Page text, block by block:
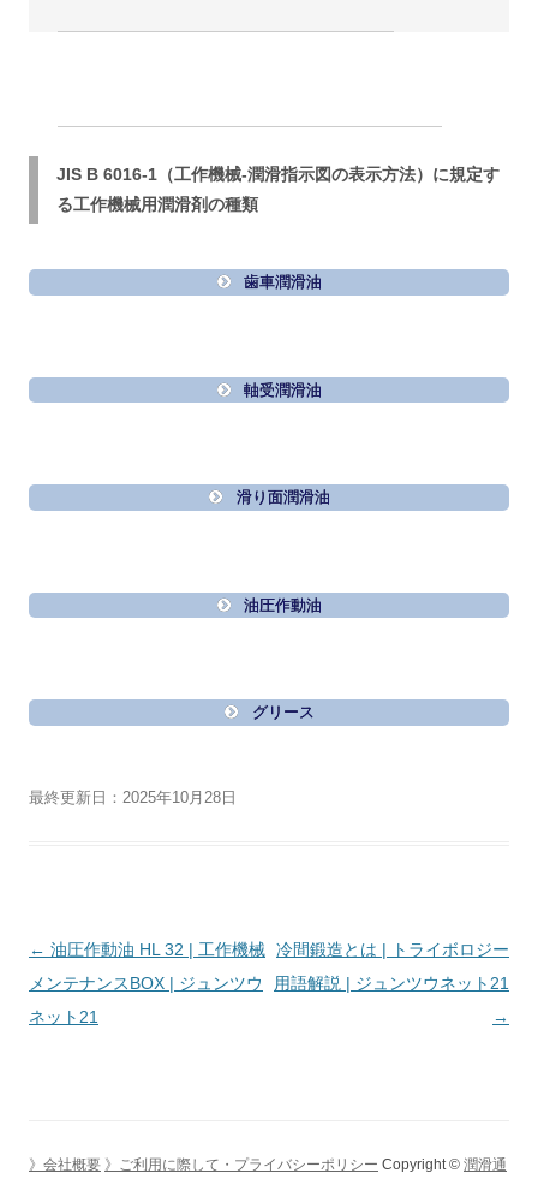
JIS B 6016-1（工作機械-潤滑指示図の表示方法）に規定す
る工作機械用潤滑剤の種類
歯車潤滑油
軸受潤滑油
滑り面潤滑油
油圧作動油
グリース
最終更新日：2025年10月28日
投
稿
ナ
← 油圧作動油 HL 32 | 工作機械
メンテナンスBOX | ジュンツウ
ネット21
冷間鍛造とは | トライボロジー
用語解説 | ジュンツウネット21
→
》会社概要 》ご利用に際して・プライバシーポリシー Copyright © 潤滑通